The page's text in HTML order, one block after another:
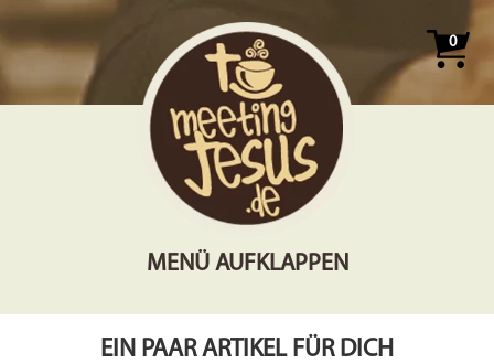
0
MENÜ AUFKLAPPEN
EIN PAAR ARTIKEL FÜR DICH